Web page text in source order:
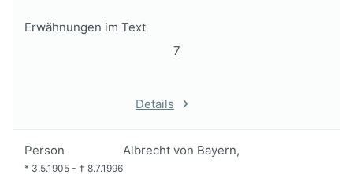
Erwähnungen im Text
7
Details
Person Albrecht von Bayern,
* 3.5.1905 - † 8.7.1996